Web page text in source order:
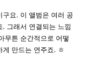
요. 이 앨범은 여러 공
그래서 연결되는 느낌
무튼 순간적으로 어떻
만드는 연주죠. ㅎ